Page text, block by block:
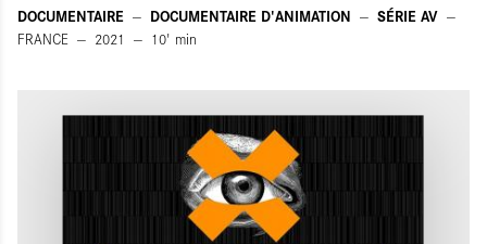
DOCUMENTAIRE DOCUMENTAIRE D'ANIMATION SÉRIE AV
FRANCE 2021 10' min